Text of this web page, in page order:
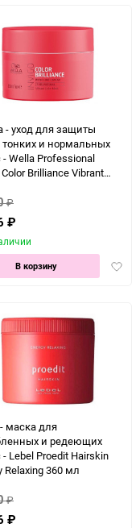
- уход для защиты
тонких и нормальных
- Wella Professional
Brilliance Vibrant
₽
₽
В корзину
маска для
и редеющих
- Lebel Proedit Hairskin
Relaxing 360 мл
₽
₽